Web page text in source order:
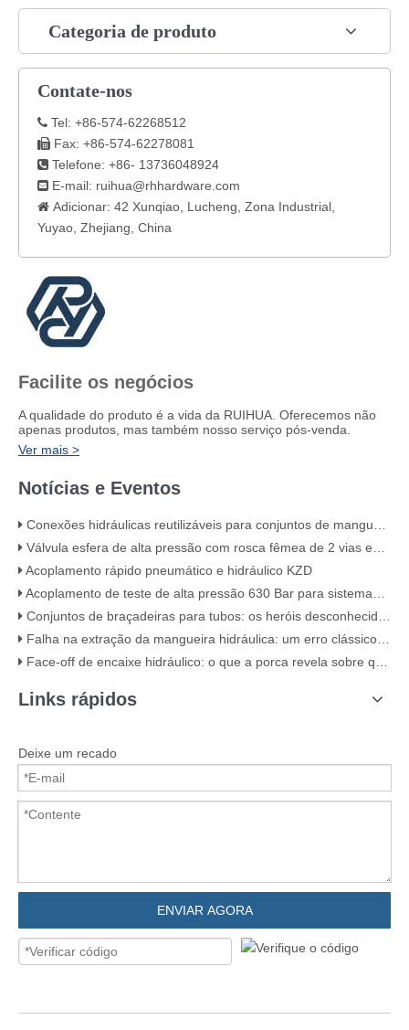
Categoria de produto
Contate-nos
 Tel: +86-574-62268512
 Fax: +86-574-62278081
 Telefone: +86- 13736048924
 E-mail: ruihua@rhhardware.com
 Adicionar: 42 Xunqiao, Lucheng, Zona Industrial,
Yuyao, Zhejiang, China
Facilite os negócios
A qualidade do produto é a vida da RUIHUA. Oferecemos não
apenas produtos, mas também nosso serviço pós-venda.
Ver mais >
Notícias e Eventos
Conexões hidráulicas reutilizáveis ​​para conjuntos de mangueiras de alta pressão
Válvula esfera de alta pressão com rosca fêmea de 2 vias em aço carbono KHB – KHB-G3/4
Acoplamento rápido pneumático e hidráulico KZD
Acoplamento de teste de alta pressão 630 Bar para sistemas hidráulicos
Conjuntos de braçadeiras para tubos: os heróis desconhecidos do seu sistema de tubulação
Falha na extração da mangueira hidráulica: um erro clássico de crimpagem (com evidências visuais)
Face-off de encaixe hidráulico: o que a porca revela sobre qualidade
Links rápidos
Deixe um recado
ENVIAR AGORA